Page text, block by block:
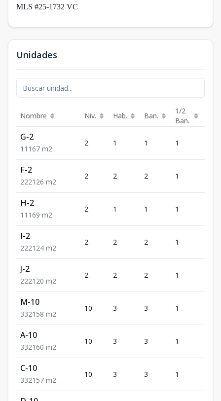
MLS #25-1732 VC
Unidades
Nombre Niv. Hab. Ban.
1/2
Ban.
G-2
1 1 1 67 m2
2 1 1 1
F-2
222126 m2
2 2 2 1
H-2
1 1 1 69 m2
2 1 1 1
I-2
222124 m2
2 2 2 1
J-2
222120 m2
2 2 2 1
M-10
332158 m2
10 3 3 1
A-10
332160 m2
10 3 3 1
C-10
332157 m2
10 3 3 1